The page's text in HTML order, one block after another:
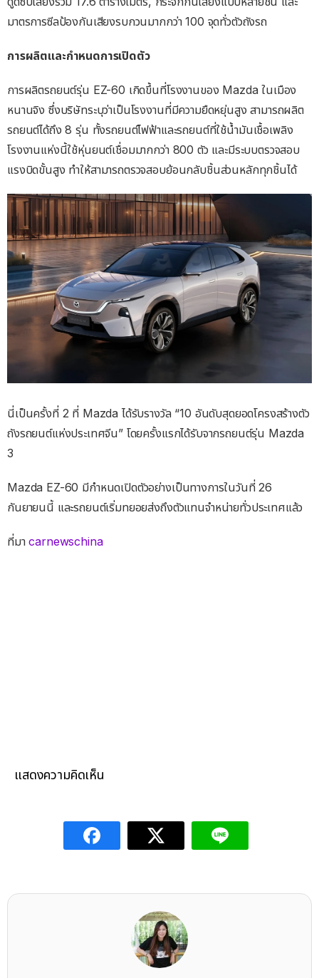
มาตรการซีลป้องกันเสียงรบกวนมากกว่า 100 จุดทั่วตัวถังรถ
การผลิตและกำหนดการเปิดตัว
การผลิตรถยนต์รุ่น EZ-60 เกิดขึ้นที่โรงงานของ Mazda ในเมือง
หนานจิง ซึ่งบริษัทระบุว่าเป็นโรงงานที่มีความยืดหยุ่นสูง สามารถผลิต
รถยนต์ได้ถึง 8 รุ่น ทั้งรถยนต์ไฟฟ้าและรถยนต์ที่ใช้น้ำมันเชื้อเพลิง
โรงงานแห่งนี้ใช้หุ่นยนต์เชื่อมมากกว่า 800 ตัว และมีระบบตรวจสอบ
แรงบิดขั้นสูง ทำให้สามารถตรวจสอบย้อนกลับชิ้นส่วนหลักทุกชิ้นได้
นี่เป็นครั้งที่ 2 ที่ Mazda ได้รับรางวัล “10 อันดับสุดยอดโครงสร้างตัว
ถังรถยนต์แห่งประเทศจีน” โดยครั้งแรกได้รับจากรถยนต์รุ่น Mazda
3
Mazda EZ-60 มีกำหนดเปิดตัวอย่างเป็นทางการในวันที่ 26
กันยายนนี้ และรถยนต์เริ่มทยอยส่งถึงตัวแทนจำหน่ายทั่วประเทศแล้ว
ที่มาcarnewschina
แสดงความคิดเห็น